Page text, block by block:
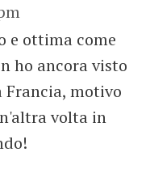
e ottima come
ho ancora visto
Francia, motivo
volta in